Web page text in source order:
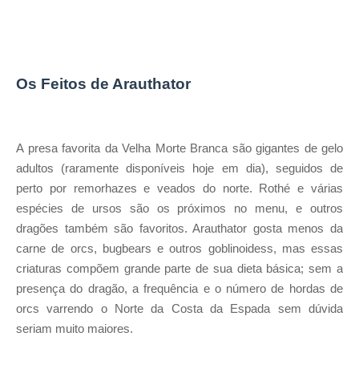
Os Feitos de Arauthator
A presa favorita da Velha Morte Branca são gigantes de gelo
adultos (raramente disponíveis hoje em dia), seguidos de
perto por remorhazes e veados do norte. Rothé e várias
espécies de ursos são os próximos no menu, e outros
dragões também são favoritos. Arauthator gosta menos da
carne de orcs, bugbears e outros goblinoidess, mas essas
criaturas compõem grande parte de sua dieta básica; sem a
presença do dragão, a frequência e o número de hordas de
orcs varrendo o Norte da Costa da Espada sem dúvida
seriam muito maiores.